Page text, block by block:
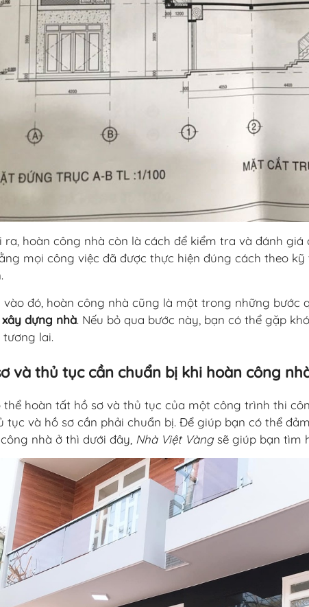
ra, hoàn công nhà còn là cách để kiểm tra và đánh
mọi công việc đã được thực hiện đúng cách theo
vào đó, hoàn công nhà cũng là một trong những bước
dựng nhà. Nếu bỏ qua bước này, bạn có thể gặp
lai.
và thủ tục cần chuẩn bị khi hoàn công
thể hoàn tất hồ sơ và thủ tục của một công trình thi
tục và hồ sơ cần phải chuẩn bị. Để giúp bạn có thể
nhà ở thì dưới đây, Nhà Việt Vàngsẽ giúp bạn tìm